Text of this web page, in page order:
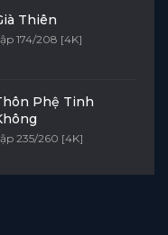
Thiên
174/208 [4K]
Phệ Tinh
235/260 [4K]